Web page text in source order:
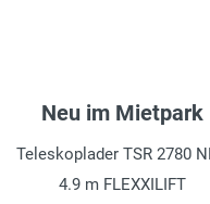
Neu im Mietpark
Teleskoplader TSR 2780
4.9 m FLEXXILIFT